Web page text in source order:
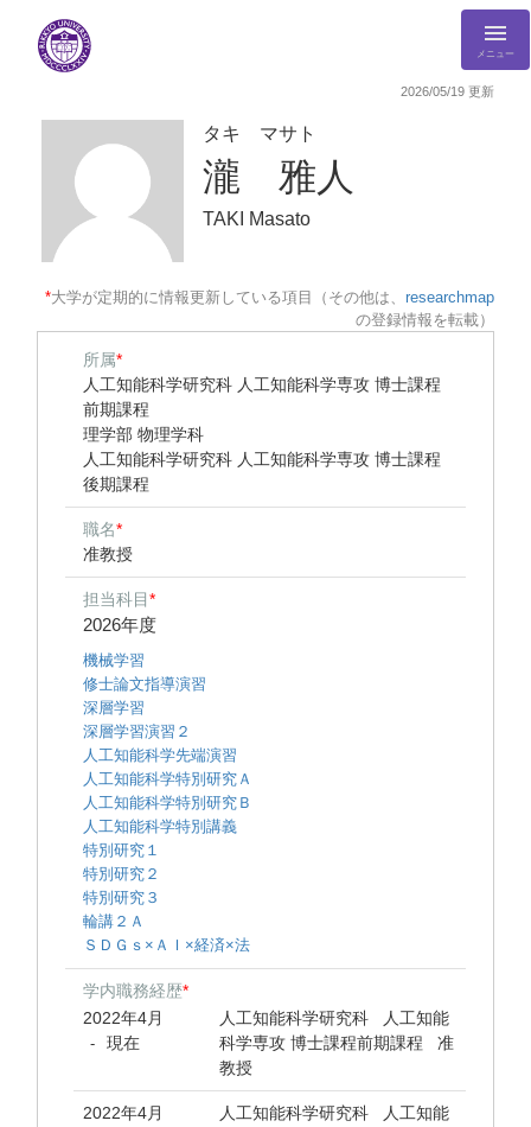
メニュー
2026/05/19 更新
タキ マサト
瀧 雅人
TAKI Masato
*大学が定期的に情報更新している項目（その他は、 researchmap
の登録情報を転載）
所属*
人工知能科学研究科 人工知能科学専攻 博士課程
前期課程
理学部 物理学科
人工知能科学研究科 人工知能科学専攻 博士課程
後期課程
職名*
准教授
担当科目*
2026年度
機械学習
修士論文指導演習
深層学習
深層学習演習２
人工知能科学先端演習
人工知能科学特別研究Ａ
人工知能科学特別研究Ｂ
人工知能科学特別講義
特別研究１
特別研究２
特別研究３
輪講２Ａ
ＳＤＧｓ×ＡＩ×経済×法
学内職務経歴*
2022年4月
- 現在
人工知能科学研究科 人工知能
科学専攻 博士課程前期課程 准
教授
2022年4月
人工知能科学研究科 人工知能